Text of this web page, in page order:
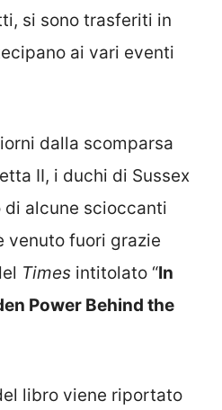
si sono trasferiti in
ai vari eventi
dalla scomparsa
II, i duchi di Sussex
alcune scioccanti
venuto fuori grazie
Times intitolato “In
Power Behind the
libro viene riportato